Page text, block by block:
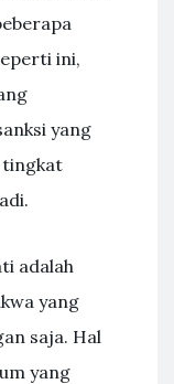
ini,
yang
tingkat
adalah
yang
saja. Hal
yang